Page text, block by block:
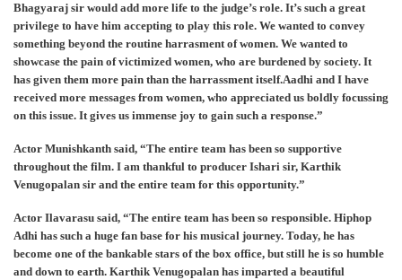
Bhagyaraj sir would add more life to the judge’s role. It’s such a great
privilege to have him accepting to play this role. We wanted to convey
something beyond the routine harrasment of women. We wanted to
showcase the pain of victimized women, who are burdened by society. It
has given them more pain than the harrassment itself.Aadhi and I have
received more messages from women, who appreciated us boldly focussing
on this issue. It gives us immense joy to gain such a response.”
Actor Munishkanth said, “The entire team has been so supportive
throughout the film. I am thankful to producer Ishari sir, Karthik
Venugopalan sir and the entire team for this opportunity.”
Actor Ilavarasu said, “The entire team has been so responsible. Hiphop
Adhi has such a huge fan base for his musical journey. Today, he has
become one of the bankable stars of the box office, but still he is so humble
and down to earth. Karthik Venugopalan has imparted a beautiful